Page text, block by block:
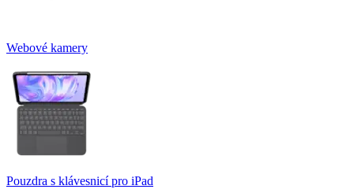
Webové kamery
Pouzdra s klávesnicí pro iPad